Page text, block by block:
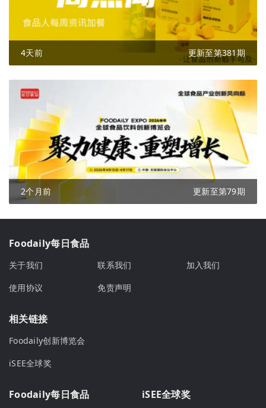
4天前 更新至第381期
2个月前 更新至第79期
Foodaily每日食品
关于我们 联系我们
加入我们
使用协议
免责声明
相关链接
Foodaily创新博览会
iSEE全球奖
Foodaily每日食品 iSEE全球奖